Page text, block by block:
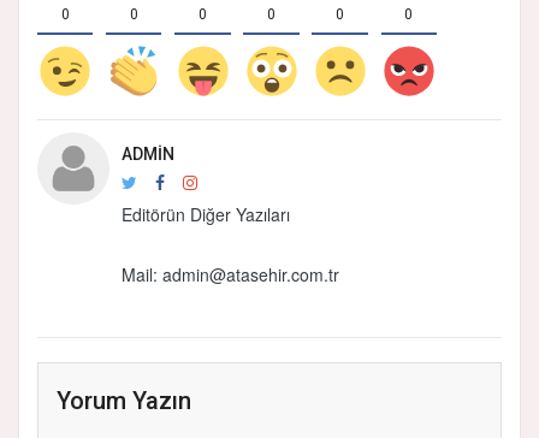
0 0 0 0 0 0
ADMIN
Editörün Diğer Yazıları
Mail: admin@atasehir.com.tr
Yorum Yazın